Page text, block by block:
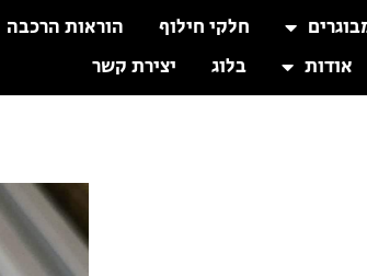
חלקי חילוף הוראות הרכבה
אודות
בלוג יצירת קשר